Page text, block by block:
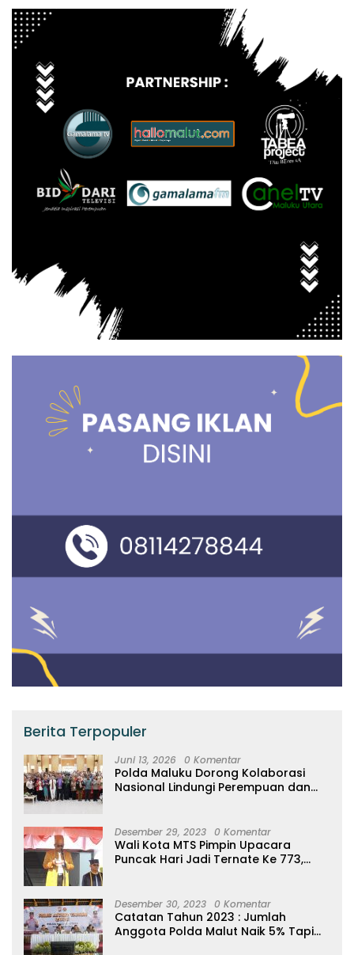
Berita Terpopuler
Juni 13, 2026 0 Komentar
Polda Maluku Dorong Kolaborasi
Nasional Lindungi Perempuan dan
Desember 29, 2023 0 Komentar
Wali Kota MTS Pimpin Upacara
Puncak Hari Jadi Ternate Ke 773,
Desember 30, 2023 0 Komentar
Catatan Tahun 2023 : Jumlah
Anggota Polda Malut Naik 5% Tapi